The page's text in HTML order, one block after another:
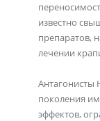
известно
препаратов,
лечении
Антагонисты
поколения
эффектов,